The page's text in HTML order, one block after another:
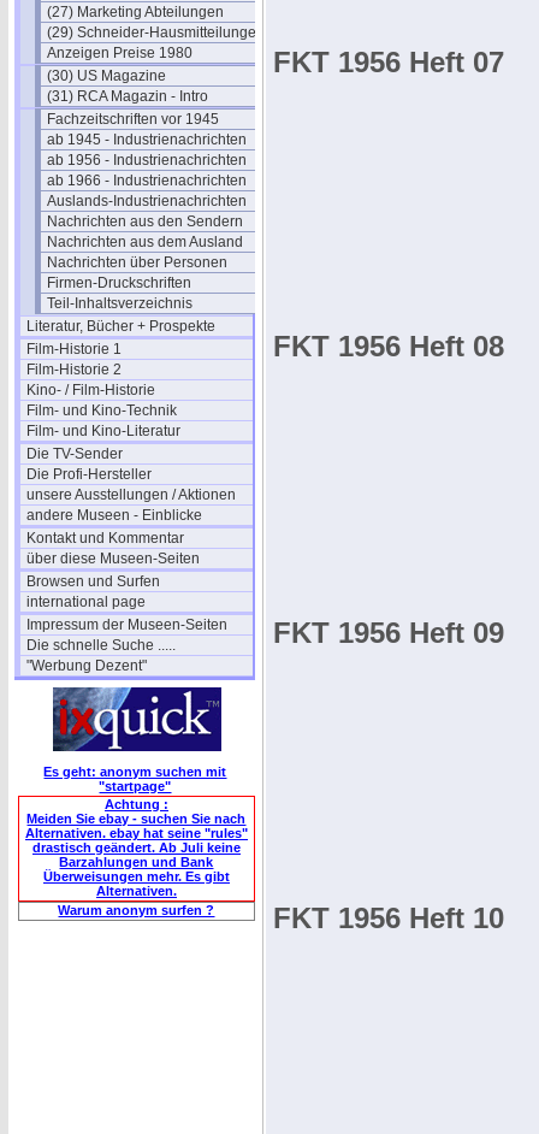
(27) Marketing Abteilungen
(29) Schneider-Hausmitteilungen
Anzeigen Preise 1980
(30) US Magazine
(31) RCA Magazin - Intro
Fachzeitschriften vor 1945
ab 1945 - Industrienachrichten
ab 1956 - Industrienachrichten
ab 1966 - Industrienachrichten
Auslands-Industrienachrichten
Nachrichten aus den Sendern
Nachrichten aus dem Ausland
Nachrichten über Personen
Firmen-Druckschriften
Teil-Inhaltsverzeichnis
Literatur, Bücher + Prospekte
Film-Historie 1
Film-Historie 2
Kino- / Film-Historie
Film- und Kino-Technik
Film- und Kino-Literatur
Die TV-Sender
Die Profi-Hersteller
unsere Ausstellungen / Aktionen
andere Museen - Einblicke
Kontakt und Kommentar
über diese Museen-Seiten
Browsen und Surfen
international page
Impressum der Museen-Seiten
Die schnelle Suche .....
"Werbung Dezent"
Es geht: anonym suchen mit
"startpage"
Achtung :
Meiden Sie ebay - suchen Sie nach
Alternativen. ebay hat seine "rules"
drastisch geändert. Ab Juli keine
Barzahlungen und Bank
Überweisungen mehr. Es gibt
Alternativen.
Warum anonym surfen ?
FKT 1956 Heft 07
FKT 1956 Heft 08
FKT 1956 Heft 09
FKT 1956 Heft 10